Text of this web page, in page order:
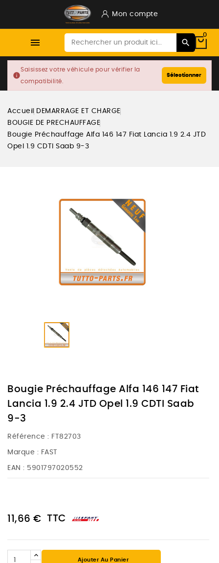
Mon compte

0
info
Saisissez votre véhicule pour vérifier la
compatibilité.
Sélectionner
Accueil
DEMARRAGE ET CHARGE
BOUGIE DE PRECHAUFFAGE
Bougie Préchauffage Alfa 146 147 Fiat Lancia 1.9 2.4 JTD
Opel 1.9 CDTI Saab 9-3
Bougie Préchauffage Alfa 146 147 Fiat
Lancia 1.9 2.4 JTD Opel 1.9 CDTI Saab
9-3
Référence : FT82703
Marque : FAST
EAN : 5901797020552
11,66 € TTC
Ajouter Au Panier